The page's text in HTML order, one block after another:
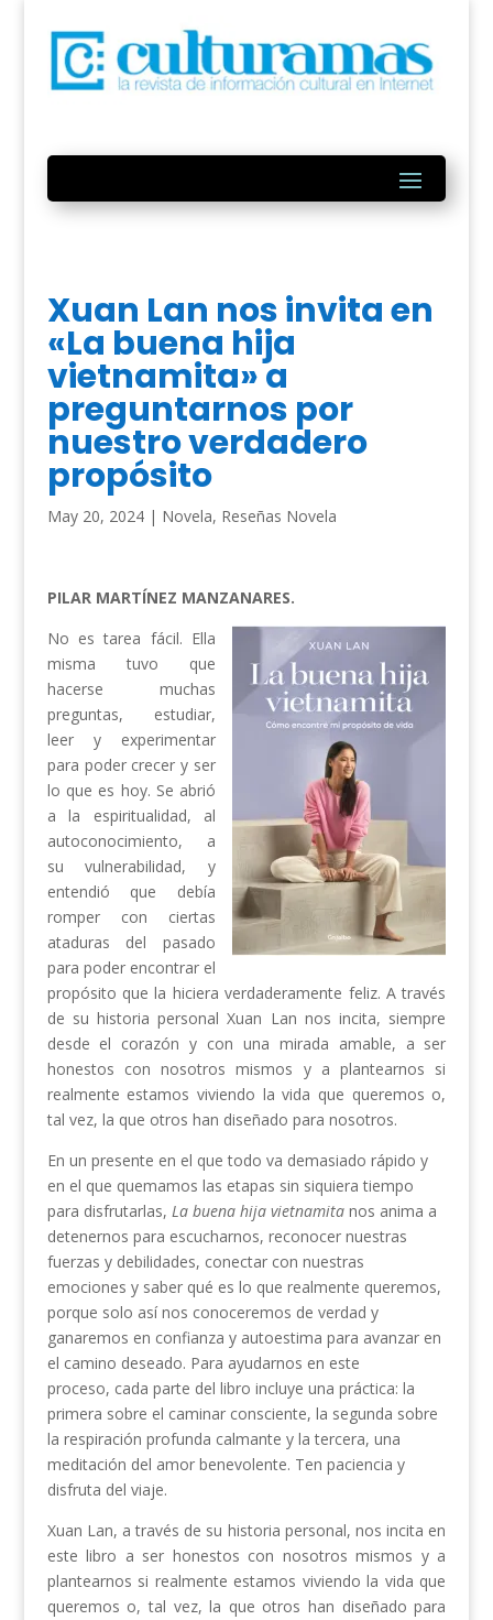
Xuan Lan nos invita en
«La buena hija
vietnamita» a
preguntarnos por
nuestro verdadero
propósito
May 20, 2024| Novela, Reseñas Novela
PILAR MARTÍNEZ MANZANARES.
No es tarea fácil. Ella
misma tuvo que
hacerse muchas
preguntas, estudiar,
leer y experimentar
para poder crecer y ser
lo que es hoy. Se abrió
a la espiritualidad, al
autoconocimiento, a
su vulnerabilidad, y
entendió que debía
romper con ciertas
ataduras del pasado
para poder encontrar el
propósito que la hiciera verdaderamente feliz. A través
de su historia personal Xuan Lan nos incita, siempre
desde el corazón y con una mirada amable, a ser
honestos con nosotros mismos y a plantearnos si
realmente estamos viviendo la vida que queremos o,
tal vez, la que otros han diseñado para nosotros.
En un presente en el que todo va demasiado rápido y
en el que quemamos las etapas sin siquiera tiempo
para disfrutarlas, La buena hija vietnamita nos anima a
detenernos para escucharnos, reconocer nuestras
fuerzas y debilidades, conectar con nuestras
emociones y saber qué es lo que realmente queremos,
porque solo así nos conoceremos de verdad y
ganaremos en confianza y autoestima para avanzar en
el camino deseado. Para ayudarnos en este
proceso, cada parte del libro incluye una práctica: la
primera sobre el caminar consciente, la segunda sobre
la respiración profunda calmante y la tercera, una
meditación del amor benevolente. Ten paciencia y
disfruta del viaje.
Xuan Lan, a través de su historia personal, nos incita en
este libro a ser honestos con nosotros mismos y a
plantearnos si realmente estamos viviendo la vida que
queremos o, tal vez, la que otros han diseñado para